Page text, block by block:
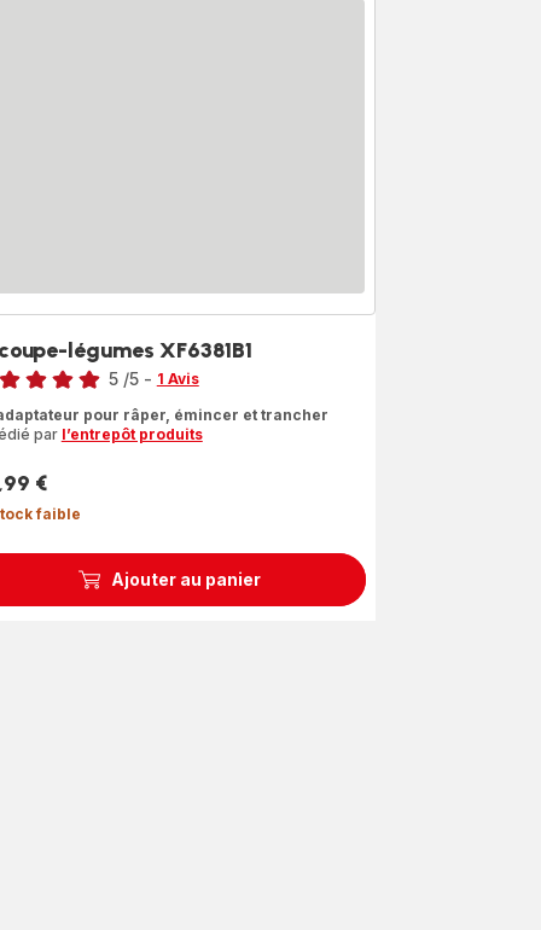
Ajouter au panier
légumes XF6381B1
5 /5 - 1 Avis
pour râper, émincer et trancher
par l’entrepôt produits
€
faible